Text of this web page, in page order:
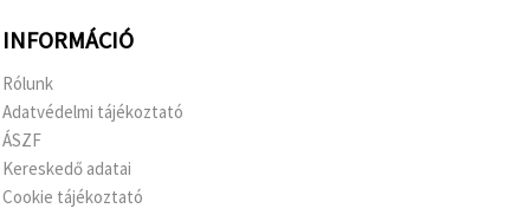
INFORMÁCIÓ
Rólunk
Adatvédelmi tájékoztató
ÁSZF
Kereskedő adatai
Cookie tájékoztató